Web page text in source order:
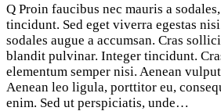
Q Proin faucibus nec mauris a
tincidunt. Sed eget viverra egestas
sodales augue a accumsan. Cras
blandit pulvinar. Integer tincidunt.
elementum semper nisi. Aenean
Aenean leo ligula, porttitor eu,
enim. Sed ut perspiciatis, unde…